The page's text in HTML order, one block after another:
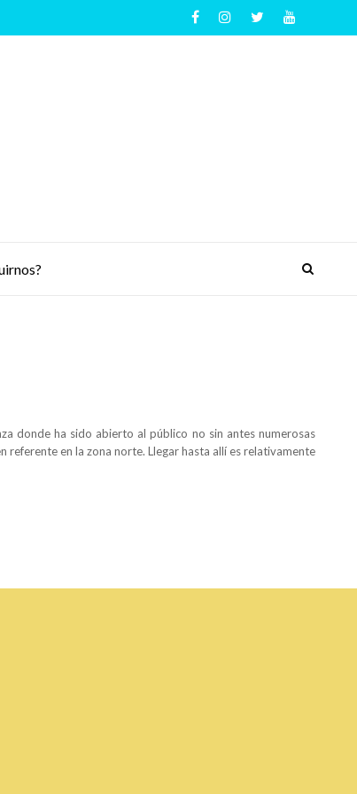
donde ha sido abierto al público no sin antes numerosas
en la zona norte. Llegar hasta allí es relativamente